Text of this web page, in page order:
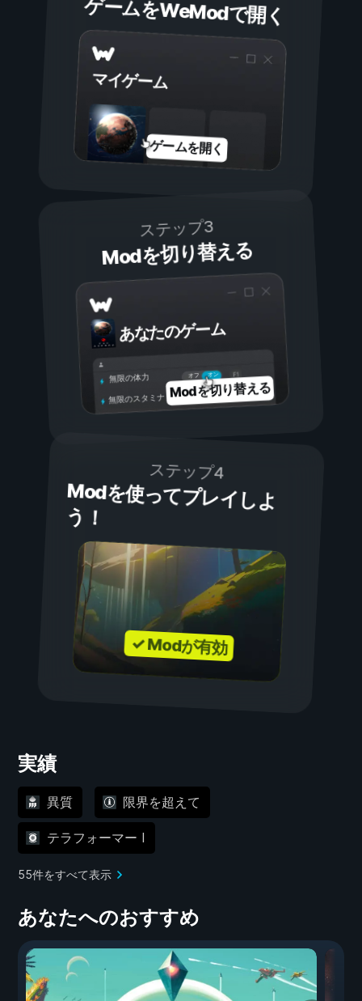
ゲームをWeModで開く
マイゲーム
ゲームを開く
ステップ3
Modを切り替える
あなたのゲーム
オン
オフ
無限の体力
無限のスタミナ Modを切り替える
ステップ4
Modを使ってプレイしよ
う！
✓ Modが有効
実績
異質 限界を超えて
テラフォーマー I
55件をすべて表示
あなたへのおすすめ